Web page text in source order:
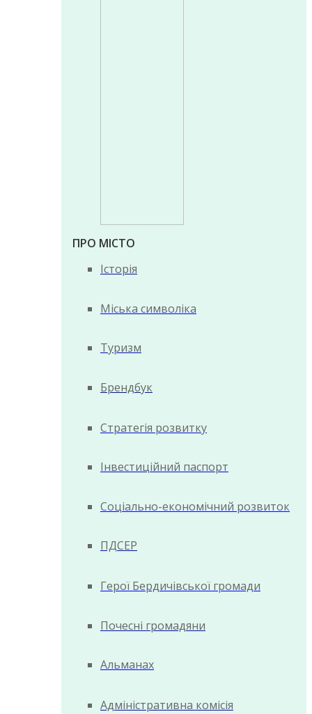
ПРО МІСТО
Історія
Міська символіка
Туризм
Брендбук
Стратегія розвитку
Інвестиційний паспорт
Соціально-економічний розвиток
ПДСЕР
Герої Бердичівської громади
Почесні громадяни
Альманах
Адміністративна комісія